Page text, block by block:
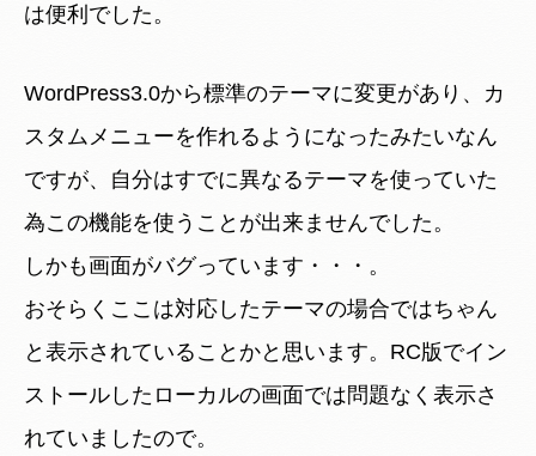
は便利でした。
WordPress3.0から標準のテーマに変更があり、カ
スタムメニューを作れるようになったみたいなん
ですが、自分はすでに異なるテーマを使っていた
為この機能を使うことが出来ませんでした。
しかも画面がバグっています・・・。
おそらくここは対応したテーマの場合ではちゃん
と表示されていることかと思います。RC版でイン
ストールしたローカルの画面では問題なく表示さ
れていましたので。